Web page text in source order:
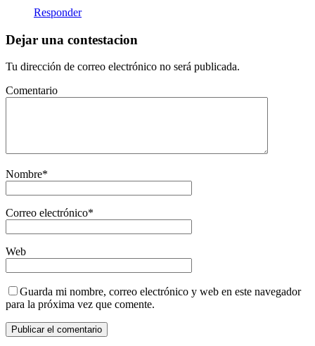
Responder
Dejar una contestacion
Tu dirección de correo electrónico no será publicada.
Comentario
Nombre*
Correo electrónico*
Web
Guarda mi nombre, correo electrónico y web en este navegador
para la próxima vez que comente.